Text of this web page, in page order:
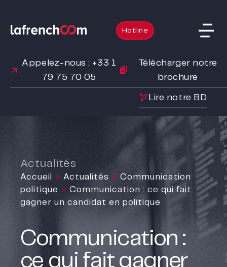
Hotline
Appelez-nous : +33 1
79 75 70 05
Télécharger notre
brochure
Lire notre BD
Actualités
Accueil » Actualités » Communication
politique » Communication : ce qui fait
gagner un candidat en politique
Communication :
ce qui fait gagner